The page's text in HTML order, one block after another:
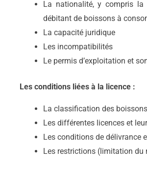
La nationalité, y compris la
débitant de boissons à
La capacité juridique
Les incompatibilités
Le permis d’exploitation et
Les conditions liées à la licence :
La classification des
Les différentes licences et
Les conditions de délivrance
Les restrictions (limitation du